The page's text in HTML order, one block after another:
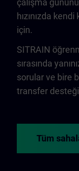
çalışma
hızınızda
için.
SITRAIN
sırasında
sorular ve bire
transfer
Tüm